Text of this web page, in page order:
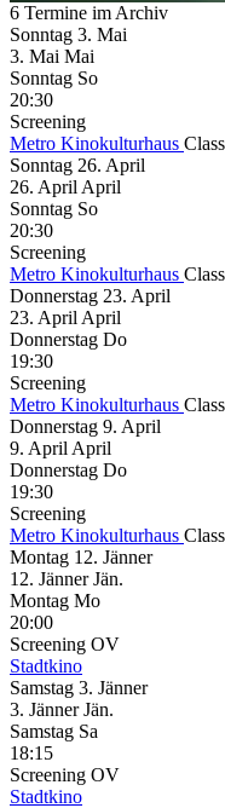
6 Termine im Archiv
Sonntag 3. Mai
3. Mai Mai
Sonntag So
20:30
Screening
Metro Kinokulturhaus
Sonntag 26. April
26. April April
Sonntag So
20:30
Screening
Metro Kinokulturhaus
Donnerstag 23. April
23. April April
Donnerstag Do
19:30
Screening
Metro Kinokulturhaus
Donnerstag 9. April
9. April April
Donnerstag Do
19:30
Screening
Metro Kinokulturhaus
Montag 12. Jänner
12. Jänner Jän.
Montag Mo
20:00
Screening OV
Stadtkino
Samstag 3. Jänner
3. Jänner Jän.
Samstag Sa
18:15
Screening OV
Stadtkino